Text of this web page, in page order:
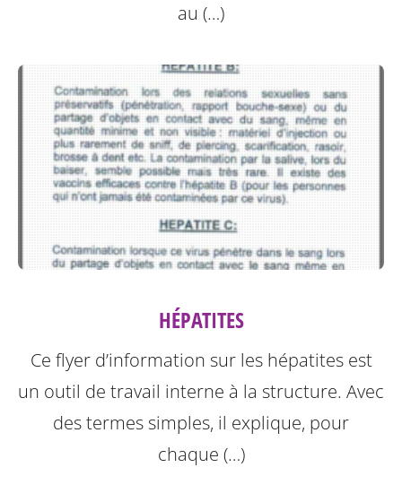
au (…)
HÉPATITES
Ce flyer d’information sur les hépatites est
un outil de travail interne à la structure. Avec
des termes simples, il explique, pour
chaque (…)